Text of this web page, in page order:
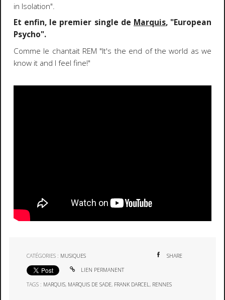
in Isolation".
Et enfin, le premier single de Marquis, "European
Psycho".
Comme le chantait REM "It's the end of the world as we
know it and I feel fine!"
CATÉGORIES : MUSIQUES SHARE
LIEN PERMANENT
TAGS : MARQUIS, MARQUIS DE SADE, FRANK DARCEL, RENNES